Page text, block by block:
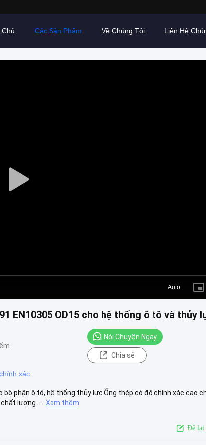
Chủ Các Sản Phẩm Về Chúng Tôi Liên Hệ
Play
Auto
EN10305 OD15 cho hệ thống ô tô và thủy
Nói Chuyện Ngay.
Chia sẻ
xác
bộ phận ô tô, hệ thống thủy lực Ống thép có độ chính xác cao
lượng ....
Xem thêm
Để lại